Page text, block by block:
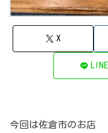
X
LINE
今回は佐倉市のお店